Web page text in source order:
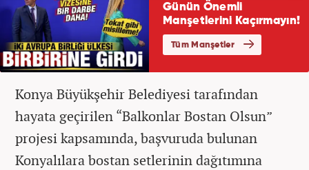
Konya Büyükşehir Belediyesi tarafından
hayata geçirilen “Balkonlar Bostan Olsun”
projesi kapsamında, başvuruda bulunan
Konyalılara bostan setlerinin dağıtımına